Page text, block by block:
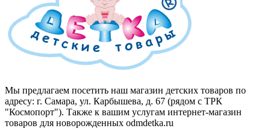
Мы предлагаем посетить наш магазин детских товаров по
адресу: г. Самара, ул. Карбышева, д. 67 (рядом с ТРК
"Космопорт"). Также к вашим услугам интернет-магазин
товаров для новорожденных odmdetka.ru